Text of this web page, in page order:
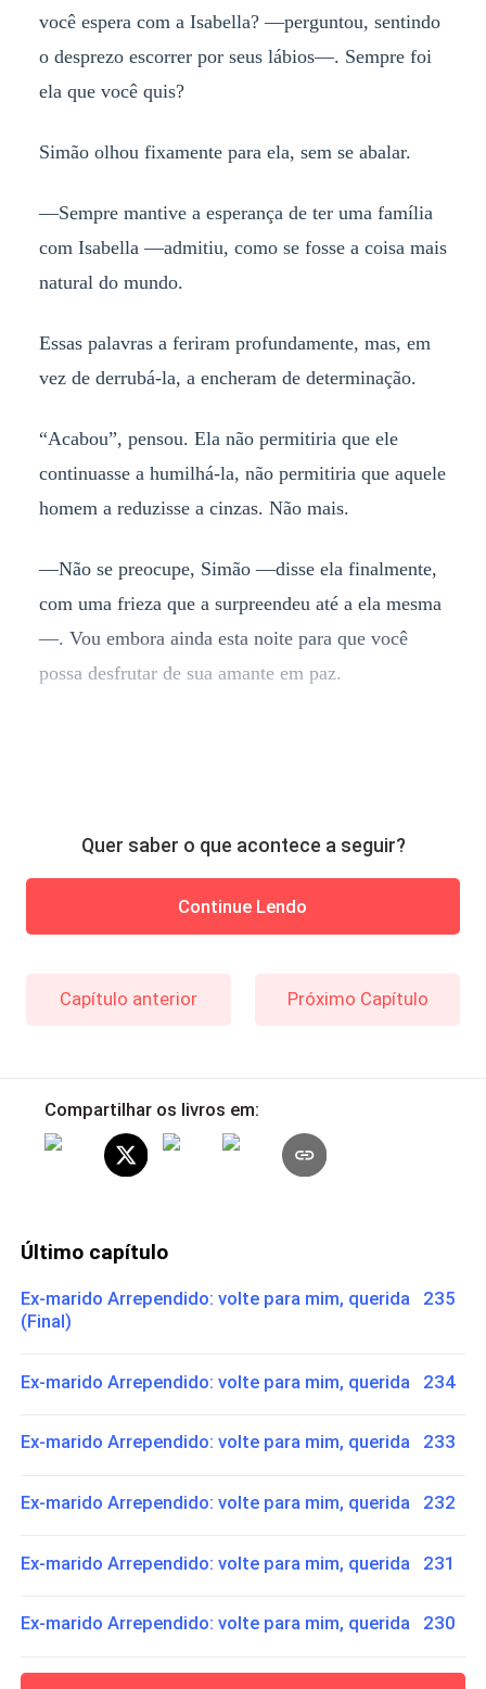
você espera com a Isabella? —perguntou, sentindo
o desprezo escorrer por seus lábios—. Sempre foi
ela que você quis?
Simão olhou fixamente para ela, sem se abalar.
—Sempre mantive a esperança de ter uma família
com Isabella —admitiu, como se fosse a coisa mais
natural do mundo.
Essas palavras a feriram profundamente, mas, em
vez de derrubá-la, a encheram de determinação.
“Acabou”, pensou. Ela não permitiria que ele
continuasse a humilhá-la, não permitiria que aquele
homem a reduzisse a cinzas. Não mais.
—Não se preocupe, Simão —disse ela finalmente,
com uma frieza que a surpreendeu até a ela mesma
—. Vou embora ainda esta noite para que você
possa desfrutar de sua amante em paz.
Quer saber o que acontece a seguir?
Continue Lendo
Capítulo anterior Próximo Capítulo
Compartilhar os livros em:
Último capítulo
Ex-marido Arrependido: volte para mim, querida 235
(Final)
Ex-marido Arrependido: volte para mim, querida 234
Ex-marido Arrependido: volte para mim, querida 233
Ex-marido Arrependido: volte para mim, querida 232
Ex-marido Arrependido: volte para mim, querida 231
Ex-marido Arrependido: volte para mim, querida 230